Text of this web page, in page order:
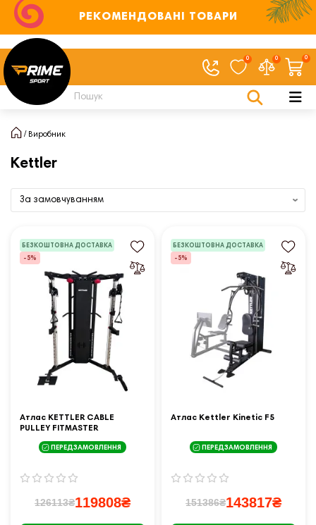
РЕКОМЕНДОВАНІ ТОВАРИ
0 0 0
Виробник
Kettler
БЕЗКОШТОВНА ДОСТАВКА
-5%
Атлас KETTLER CABLE
PULLEY FITMASTER
ПЕРЕДЗАМОВЛЕННЯ
126113₴119808₴
БЕЗКОШТОВНА ДОСТАВКА
-5%
Атлас Kettler Kinetic F5
ПЕРЕДЗАМОВЛЕННЯ
151386₴143817₴